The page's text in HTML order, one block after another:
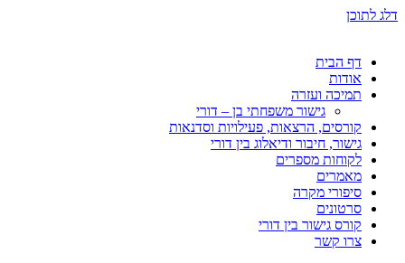
דלג לתוכן
דף הבית
אודות
תמיכה ועזרה
גישור משפחתי בן – דורי
קורסים, הרצאות, פעילויות וסדנאות
גישור, חיבור ודיאלוג בין דורי
לקוחות מספרים
מאמרים
סיפורי מקרה
סרטונים
קורס גישור בין דורי
צרו קשר